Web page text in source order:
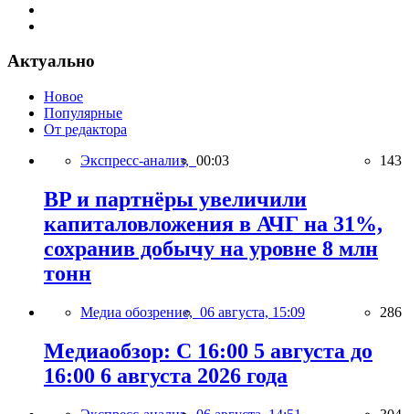
Актуально
Новое
Популярные
От редактора
Экспресс-анализ, 00:03 143
BP и партнёры увеличили
капиталовложения в АЧГ на 31%,
сохранив добычу на уровне 8 млн
тонн
Медиа обозрение, 06 августа, 15:09 286
Медиаобзор: С 16:00 5 августа до
16:00 6 августа 2026 года